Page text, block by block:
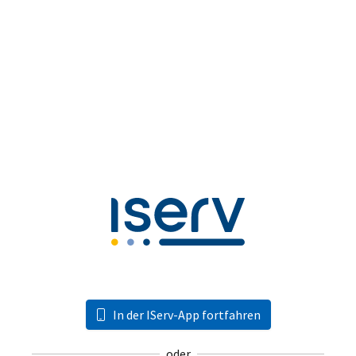
In der IServ-App fortfahren